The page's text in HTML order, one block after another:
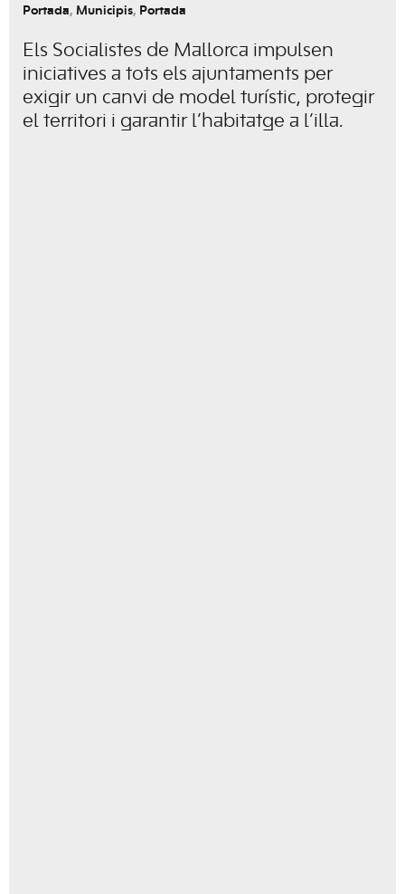
Portada, Municipis, Portada
Els Socialistes de Mallorca impulsen
iniciatives a tots els ajuntaments per
exigir un canvi de model turístic, protegir
el territori i garantir l’habitatge a l’illa.